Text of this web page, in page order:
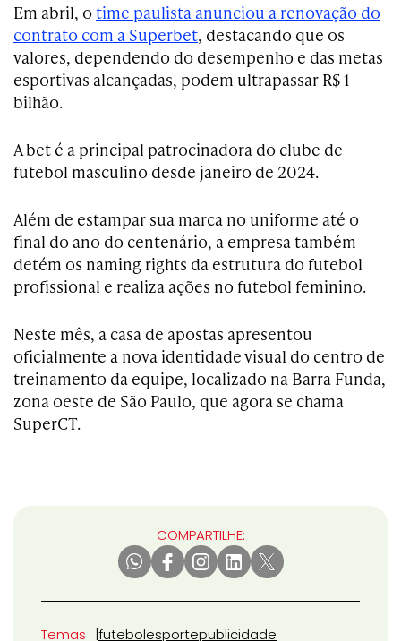
Em abril, o time paulista anunciou a renovação do
contrato com a Superbet, destacando que os
valores, dependendo do desempenho e das metas
esportivas alcançadas, podem ultrapassar R$ 1
bilhão.
A bet é a principal patrocinadora do clube de
futebol masculino desde janeiro de 2024.
Além de estampar sua marca no uniforme até o
final do ano do centenário, a empresa também
detém os naming rights da estrutura do futebol
profissional e realiza ações no futebol feminino.
Neste mês, a casa de apostas apresentou
oficialmente a nova identidade visual do centro de
treinamento da equipe, localizado na Barra Funda,
zona oeste de São Paulo, que agora se chama
SuperCT.
COMPARTILHE:
Temas futebolesportepublicidade